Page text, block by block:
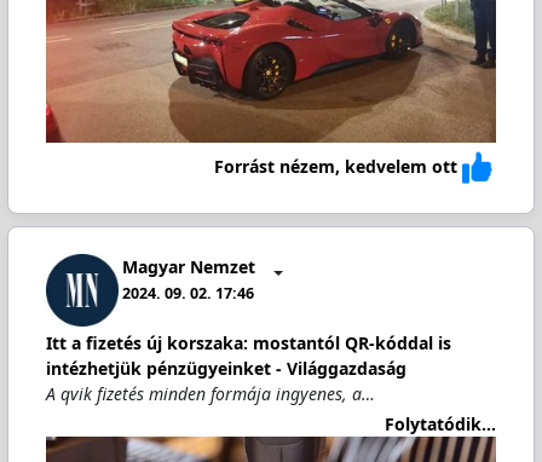
Forrást nézem, kedvelem ott
Magyar Nemzet
2024. 09. 02. 17:46
Itt a fizetés új korszaka: mostantól QR-kóddal is
intézhetjük pénzügyeinket - Világgazdaság
A qvik fizetés minden formája ingyenes, a…
Folytatódik...